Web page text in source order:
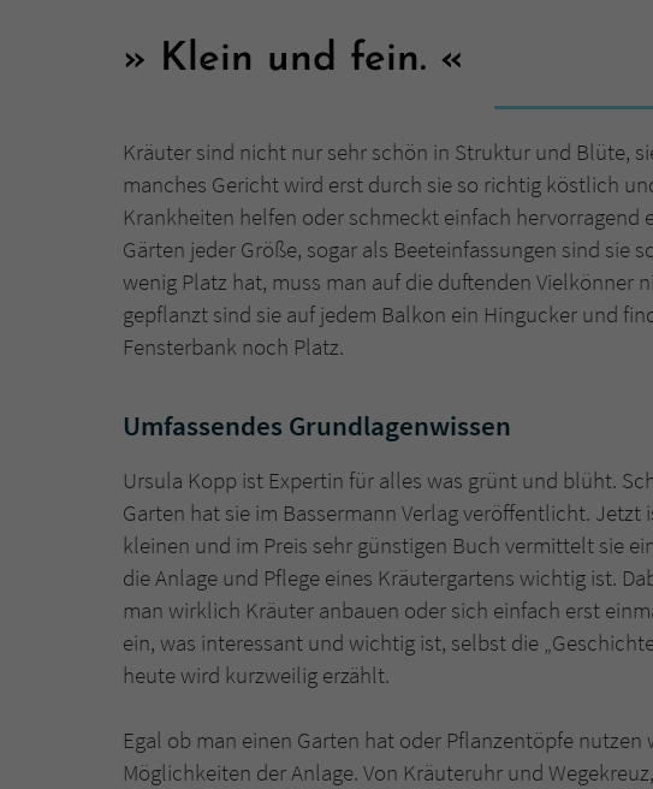
Klein und fein.
Kräuter sind nicht nur sehr schön in Struktur und Blüte,
manches Gericht wird erst durch sie so richtig köstlich
Krankheiten helfen oder schmeckt einfach
Gärten jeder Größe, sogar als Beeteinfassungen sind sie
wenig Platz hat, muss man auf die duftenden Vielkönner
gepflanzt sind sie auf jedem Balkon ein Hingucker und
Fensterbank noch Platz.
Umfassendes Grundlagenwissen
Ursula Kopp ist Expertin für alles was grünt und blüht.
Garten hat sie im Bassermann Verlag veröffentlicht.
kleinen und im Preis sehr günstigen Buch vermittelt sie
die Anlage und Pflege eines Kräutergartens wichtig ist.
man wirklich Kräuter anbauen oder sich einfach erst
ein, was interessant und wichtig ist, selbst die
heute wird kurzweilig erzählt.
Egal ob man einen Garten hat oder Pflanzentöpfe
Möglichkeiten der Anlage. Von Kräuteruhr und
Anbieter
Laufzeit
Zweck
Zweck